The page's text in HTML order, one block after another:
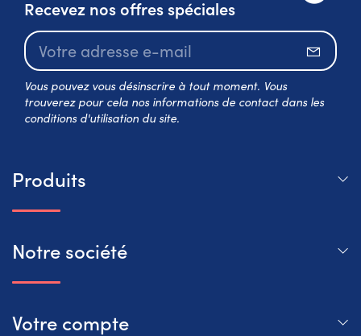
Recevez nos offres spéciales
Vous pouvez vous désinscrire à tout moment. Vous
trouverez pour cela nos informations de contact dans les
conditions d'utilisation du site.
Produits
Notre société
Votre compte